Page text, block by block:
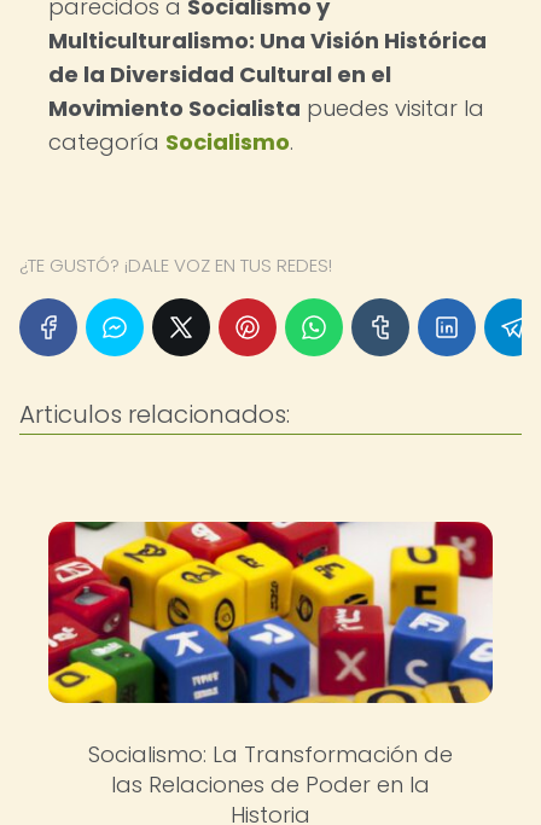
parecidos a Socialismo y
Multiculturalismo: Una Visión Histórica
de la Diversidad Cultural en el
Movimiento Socialista puedes visitar la
categoría Socialismo.
¿TE GUSTÓ? ¡DALE VOZ EN TUS REDES!
Articulos relacionados:
Socialismo: La Transformación de
las Relaciones de Poder en la
Historia